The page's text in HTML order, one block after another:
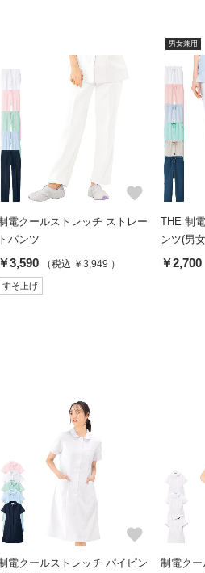
favorite
電クールストレッチ ストレー
トパンツ
￥3,590 （税込 ￥3,949 ）
すそ上げ
男女兼用
THE 制
ンツ(男
￥2,700
favorite
電クールストレッチ パイピン
制電ク